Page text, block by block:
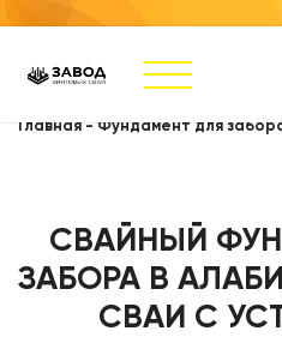
Главная - Фундамент для
СВАЙНЫЙ
ЗАБОРА В
СВАИ С